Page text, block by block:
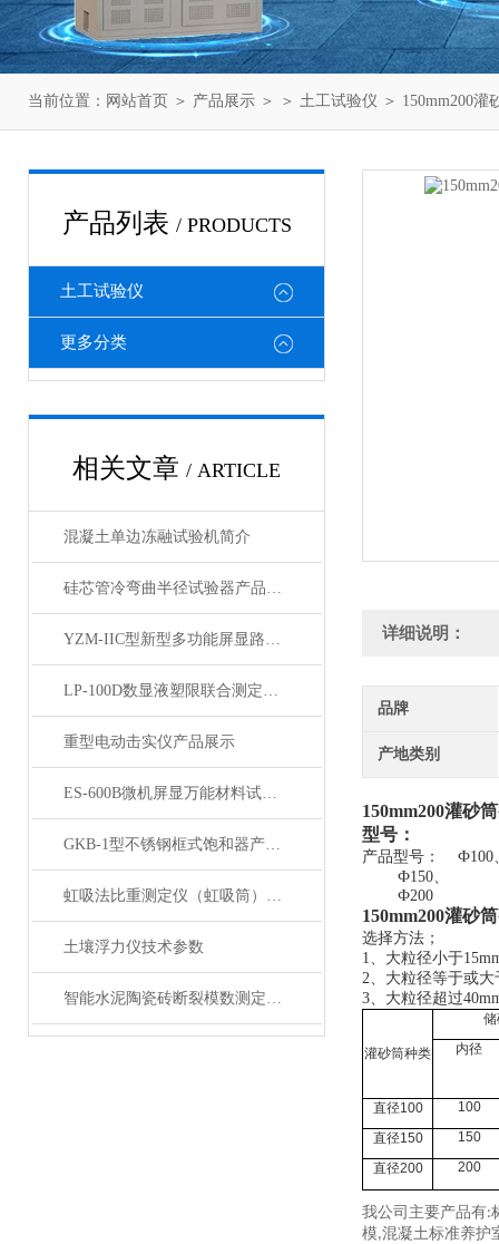
当前位置： 网站首页 ＞ 产品展示 ＞ ＞ 土工试验仪 ＞ 150mm200
产品列表 / PRODUCTS
土工试验仪
更多分类
相关文章 / ARTICLE
混凝土单边冻融试验机简介
硅芯管冷弯曲半径试验器产品展示
YZM-IIC型新型多功能屏显路强度测定仪产品展示
LP-100D数显液塑限联合测定仪产品展示
重型电动击实仪产品展示
ES-600B微机屏显万能材料试验机 展示
GKB-1型不锈钢框式饱和器产品展示
虹吸法比重测定仪（虹吸筒）产品展示
土壤浮力仪技术参数
智能水泥陶瓷砖断裂模数测定仪产品展示
详细说明：
品牌
产地类别
150mm200灌砂
型号 ：
产品型号：
Ф100
Ф150、
Ф200
150mm200灌砂
选择方法；
1、大粒径小于
2、大粒径等于或大
3、大粒径超过
灌砂筒种类
内径
直径100
100
直径150
150
直径200 200
我公司主要产品有:
模,混凝土标准养护